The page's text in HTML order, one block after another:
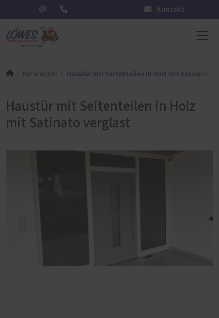
Kontakt
Referenzen Haustür mit Seitenteilen in Holz mit Satinato
Haustür mit Seitenteilen in Holz
mit Satinato verglast